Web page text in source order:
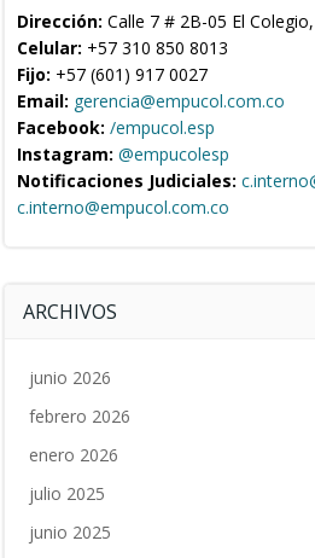
Dirección: Calle 7 # 2B-05 El
Celular: +57 310 850 8013
Fijo: +57 (601) 917 0027
Email: gerencia@empucol.com.co
Facebook: /empucol.esp
Instagram: @empucolesp
Notificaciones Judiciales:
c.interno@empucol.com.co
ARCHIVOS
junio 2026
febrero 2026
enero 2026
julio 2025
junio 2025